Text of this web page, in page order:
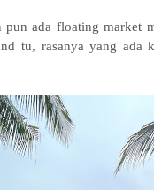
pun ada floating market
tu, rasanya yang ada